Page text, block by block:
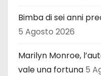
Bimba di sei anni
5 Agosto 2026
Marilyn Monroe,
vale una fortuna 5